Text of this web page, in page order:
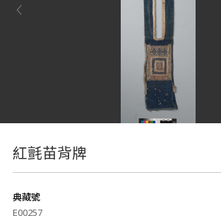
紅氈苗背牌
典藏號
E00257